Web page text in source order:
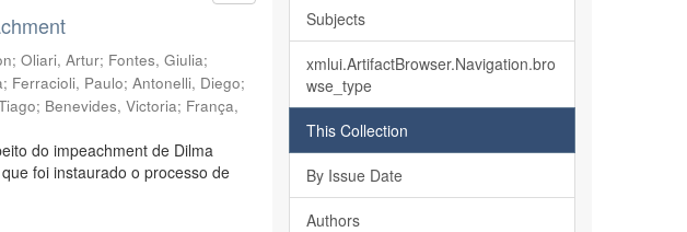
;Oliari, Artur; Fontes, Giulia;
; Ferracioli, Paulo;Antonelli, Diego;
; Benevides, Victoria; França,
do impeachment de Dilma
foi instaurado o processo de
Subjects
xmlui.ArtifactBrowser.Navigation.bro
wse_type
This Collection
By Issue Date
Authors